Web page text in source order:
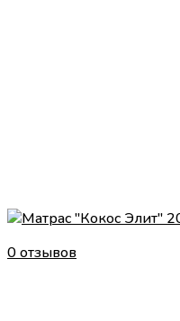
0 отзывов